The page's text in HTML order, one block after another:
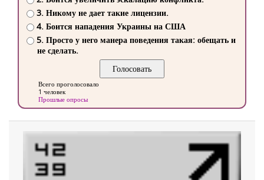
3. Никому не дает такие лицензии.
4. Боится нападения Украины на США
5. Просто у него манера поведения такая: обещать и
не сделать.
Всего проголосовало
1 человек
Прошлые опросы